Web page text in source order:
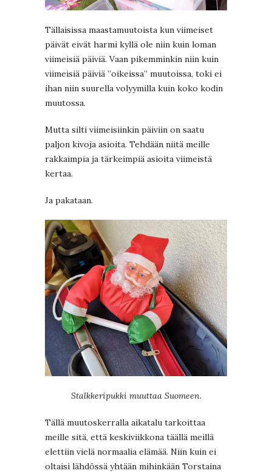
Tällaisissa maastamuutoista kun viimeiset
päivät eivät harmi kyllä ole niin kuin loman
viimeisiä päiviä. Vaan pikemminkin niin kuin
viimeisiä päiviä ”oikeissa” muutoissa, toki ei
ihan niin suurella volyymilla kuin koko kodin
muutossa.
Mutta silti viimeisiinkin päiviin on saatu
paljon kivoja asioita. Tehdään niitä meille
rakkaimpia ja tärkeimpiä asioita viimeistä
kertaa.
Ja pakataan.
Stalkkeripukki muuttaa Suomeen.
Tällä muutoskerralla aikatalu tarkoittaa
meille sitä, että keskiviikkona täällä meillä
elettiin vielä normaalia elämää. Niin kuin ei
oltaisi lähdössä yhtään mihinkään Torstaina